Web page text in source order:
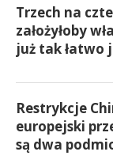
Trzech na
założyłoby
już tak łatwo
Restrykcje
europejski
są dwa